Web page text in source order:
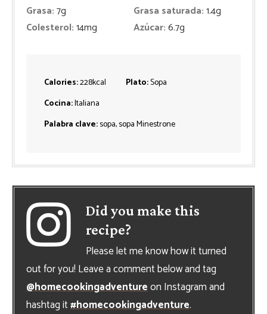
Grasa:7g Grasa saturada:1.4g
Colesterol:14mg Azúcar:6.7g
Calories:228kcal Plato:Sopa
Cocina:Italiana
Palabra clave:sopa, sopa Minestrone
Did you make this
recipe?
Please let me know how it turned
out for you! Leave a comment below and tag
@homecookingadventureon Instagram and
hashtag it#homecookingadventure.